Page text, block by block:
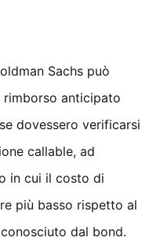
Sachs può
anticipato
dovessero verificarsi
callable, ad
in cui il costo di
più basso rispetto al
dal bond.